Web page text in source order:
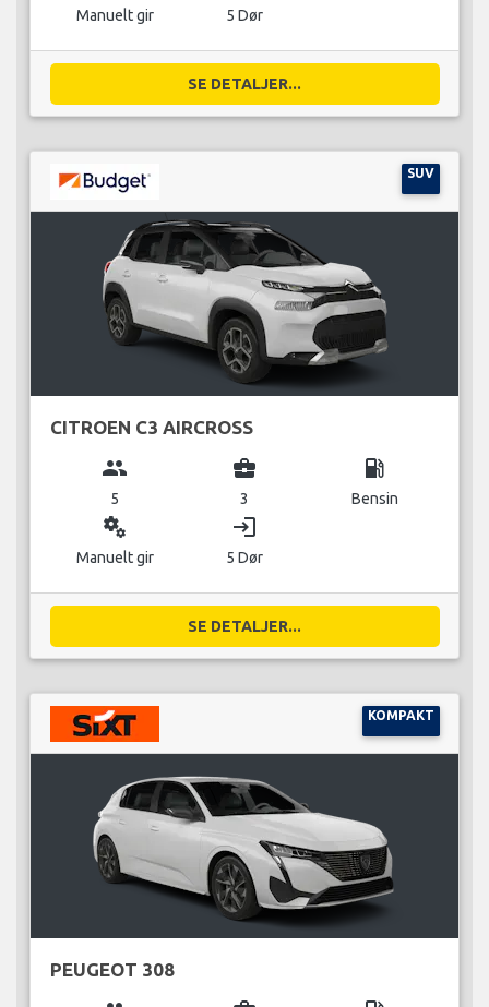
Manuelt gir 5 Dør
SE DETALJER...
SUV
CITROEN C3 AIRCROSS
group
5
business_center
3
local_gas_station
Bensin
miscellaneous_services
Manuelt gir
login
5 Dør
SE DETALJER...
KOMPAKT
PEUGEOT 308